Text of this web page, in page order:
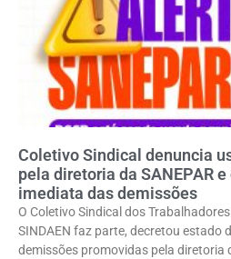
Coletivo Sindical denuncia
pela diretoria da SANEPAR
imediata das demissões
O Coletivo Sindical dos
SINDAEN faz parte, decretou estado
demissões promovidas pela diretoria